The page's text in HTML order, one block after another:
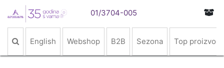
01/3704-005
English Webshop B2B Sezona Top proizvodi